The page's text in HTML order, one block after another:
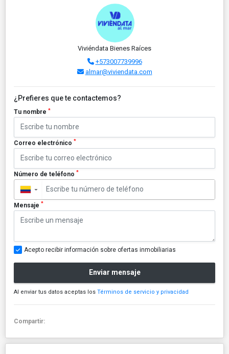
Viviéndata Bienes Raíces
+573007739996
almar@viviendata.com
¿Prefieres que te contactemos?
Tu nombre *
Correo electrónico *
Número de teléfono *
▼
Mensaje *
Acepto recibir información sobre ofertas inmobiliarias
Enviar mensaje
Al enviar tus datos aceptas los Términos de servicio y privacidad
Compartir: